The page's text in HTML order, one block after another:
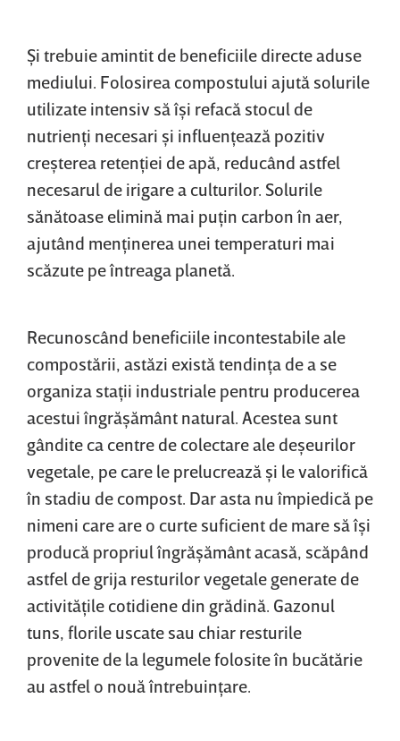
Şi trebuie amintit de beneficiile directe aduse
mediului. Folosirea compostului ajută solurile
utilizate intensiv să îşi refacă stocul de
nutrienţi necesari şi influenţează pozitiv
creşterea retenţiei de apă, reducând astfel
necesarul de irigare a culturilor. Solurile
sănătoase elimină mai puţin carbon în aer,
ajutând menţinerea unei temperaturi mai
scăzute pe întreaga planetă.
Recunoscând beneficiile incontestabile ale
compostării, astăzi există tendinţa de a se
organiza staţii industriale pentru producerea
acestui îngrăşământ natural. Acestea sunt
gândite ca centre de colectare ale deşeurilor
vegetale, pe care le prelucrează şi le valorifică
în stadiu de compost. Dar asta nu împiedică pe
nimeni care are o curte suficient de mare să îşi
producă propriul îngrăşământ acasă, scăpând
astfel de grija resturilor vegetale generate de
activităţile cotidiene din grădină. Gazonul
tuns, florile uscate sau chiar resturile
provenite de la legumele folosite în bucătărie
au astfel o nouă întrebuinţare.